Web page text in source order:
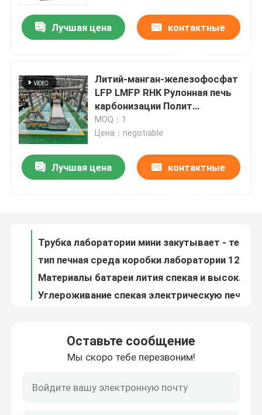
Дом
Продукты
Новости
Случаи
Спросите цитату
Лучшая цена контактные
Литий-манган-железофосфат
LFP LMFP RHK Рулонная печь
карбонизации Полит
Автоматическая линия
производства
MOQ：1
Цена：negotiable
Лучшая цена контактные
Термическая обработка 1 литра высокотемпературная электрическая закутывает - печь 1200C
Тип толкателя печь полностью автоматический спекать высокотемпературный
Печь толкателя газа спекать порошка глинозема подгоняла высокую температуру
Оставьте сообщение
Мы скоро тебе перезвоним!